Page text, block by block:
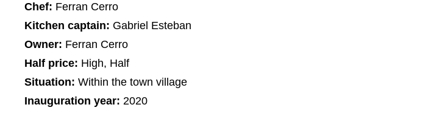
Chef: Ferran Cerro
Kitchen captain: Gabriel Esteban
Owner: Ferran Cerro
Half price: High, Half
Situation: Within the town village
Inauguration year: 2020